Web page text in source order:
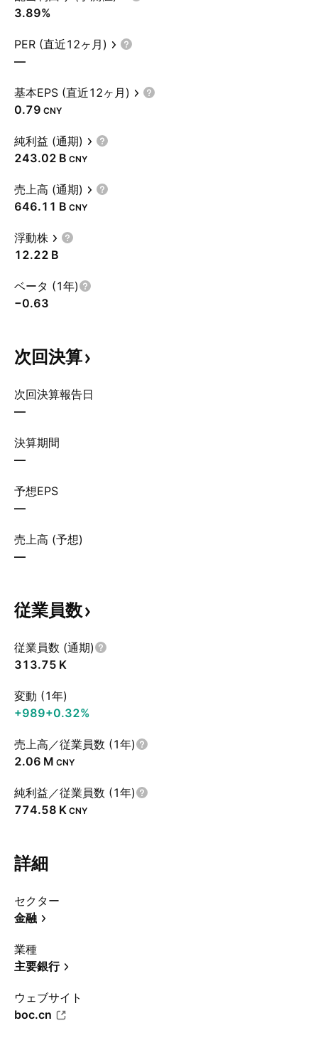
3.89%
PER (直近12ヶ月)
—
基本EPS (直近12ヶ月)
0.79 CNY
純利益 (通期)
‪243.02 B‬ CNY
売上高 (通期)
‪646.11 B‬ CNY
浮動株
‪12.22 B‬
ベータ (1年)
−0.63
次回決算
次回決算報告日
—
決算期間
—
予想EPS
—
売上高 (予想)
—
従業員数
従業員数 (通期)
‪313.75 K‬
変動 (1年)
+989+0.32%
売上高／従業員数 (1年)
‪2.06 M‬ CNY
純利益／従業員数 (1年)
‪774.58 K‬ CNY
詳細
セクター
金融
業種
主要銀行
ウェブサイト
boc.cn